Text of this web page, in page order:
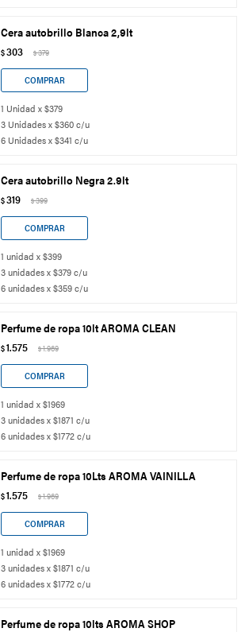
Cera autobrillo Blanca 2,9lt
$303 $379
1 Unidad x $379
3 Unidades x $360 c/u
6 Unidades x $341 c/u
Cera autobrillo Negra 2.9lt
$319 $399
1 unidad x $399
3 unidades x $379 c/u
6 unidades x $359 c/u
Perfume de ropa 10lt AROMA CLEAN
$1.575 $1.969
1 unidad x $1969
3 unidades x $1871 c/u
6 unidades x $1772 c/u
Perfume de ropa 10Lts AROMA VAINILLA
$1.575 $1.969
1 unidad x $1969
3 unidades x $1871 c/u
6 unidades x $1772 c/u
Perfume de ropa 10lts AROMA SHOP